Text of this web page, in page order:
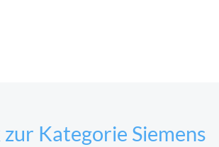
Kategorie Siemens